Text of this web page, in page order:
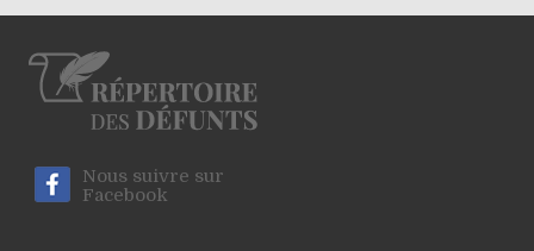
Nous suivre sur
Facebook